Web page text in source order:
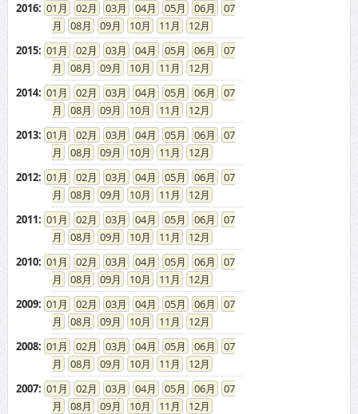
2016: 01 02 03 04 05 06
07
08
09 10 11
12
2015: 01 02 03 04 05 06
07
08
09 10 11
12
2014: 01 02 03 04 05 06
07
08
09 10 11
12
2013: 01 02 03 04 05 06
07
08
09 10 11
12
2012: 01 02 03 04 05 06
07
08
09 10 11
12
2011: 01 02 03 04 05 06
07
08
09 10 11
12
2010: 01 02 03 04 05 06
07
08
09 10 11
12
2009: 01 02 03 04 05 06
07
08
09 10 11
12
2008: 01 02 03 04 05 06
07
08
09 10 11
12
2007: 01 02 03 04 05 06
07
08
09 10 11
12